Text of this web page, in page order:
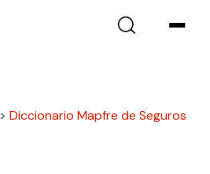
>Diccionario Mapfre de Seguros